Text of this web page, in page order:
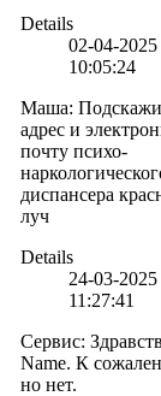
Details
02-04-2025
10:05:24
Маша:
адрес и
почту психо-
диспансера
луч
Details
24-03-2025
11:27:41
Сервис:
Name. К
но нет.